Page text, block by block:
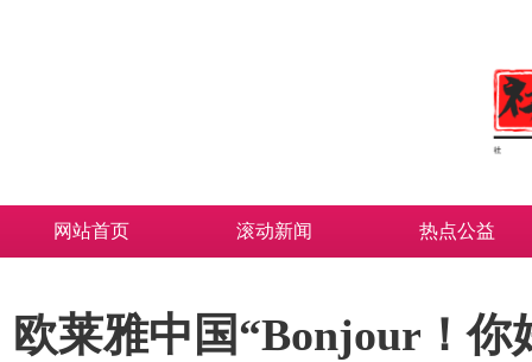
网站首页 滚动新闻 热点公益
欧莱雅中国“Bonjour！